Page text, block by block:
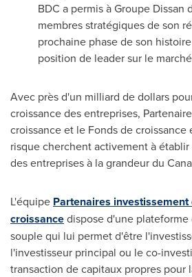
BDC a permis à Groupe Dissan
membres stratégiques de son
prochaine phase de son
position de leader sur le
Avec près d'un milliard de dollars
croissance des entreprises,
croissance et le Fonds de croissance
risque cherchent activement à
des entreprises à la grandeur du
L'équipe Partenaires investissement
croissancedispose d'une
souple qui lui permet d'être
l'investisseur principal ou le co-
transaction de capitaux propres pour